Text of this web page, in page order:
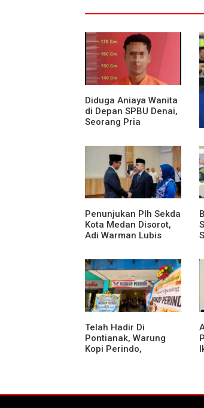
Diduga Aniaya Wanita
di Depan SPBU Denai,
Seorang Pria
Medan Area
Penunjukan Plh Sekda
Kota Medan Disorot,
Adi Warman Lubis
Komitmen terhadap
Sistem Merit
Telah Hadir Di
Pontianak, Warung
Kopi Perindo,